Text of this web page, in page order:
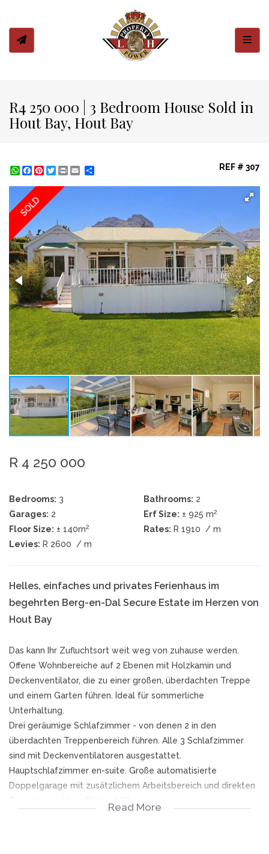
R4 250 000 | 3 Bedroom House Sold in
Hout Bay, Hout Bay
WhatsApp
Facebook
Pinterest
Twitter
Print REF # 307
SOLD
R 4 250 000
Bedrooms: 3 Bathrooms: 2
Garages: 2 Erf Size: ± 925 m2
Floor Size: ± 140m2 Rates: R 1910
/ m
Levies: R 2600 / m
Helles, einfaches und privates Ferienhaus im
begehrten Berg-en-Dal Secure Estate im Herzen von
Hout Bay
Das kann Ihr Zufluchtsort weit weg von zuhause werden.
Offene Wohnbereiche auf 2 Ebenen mit Holzkamin und
Deckenventilator, die zu einer großen, überdachten Treppe
und einem Garten führen. Ideal für sommerliche
Unterhaltung.
Drei geräumige Schlafzimmer - von denen 2 in den
überdachten Treppenbereich führen. Alle 3 Schlafzimmer
sind mit Deckenventilatoren ausgestattet.
Hauptschlafzimmer en-suite. Große automatisierte
Doppelgarage mit zusätzlichem Arbeitsbereich und direkten
Read More